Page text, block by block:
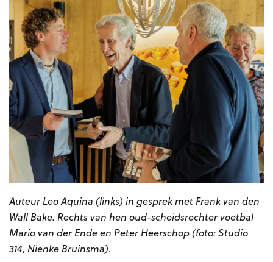
Auteur Leo Aquina (links) in gesprek met Frank van den
Wall Bake. Rechts van hen oud-scheidsrechtervoetbal
Mario van der Ende en Peter Heerschop (foto: Studio
314, Nienke Bruinsma).